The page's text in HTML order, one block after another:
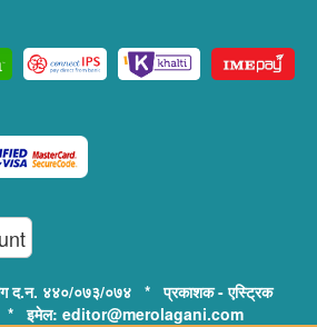
द.न. ४४०/०७३/०७४ * प्रकाशक - एस्ट्रिक
* इमेल: editor@merolagani.com